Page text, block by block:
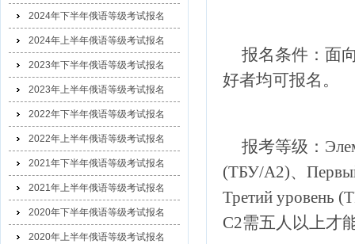
2024年下半年俄语等级考试报名
2024年上半年俄语等级考试报名
2023年下半年俄语等级考试报名
2023年上半年俄语等级考试报名
2022年下半年俄语等级考试报名
2022年上半年俄语等级考试报名
2021年下半年俄语等级考试报名
2021年上半年俄语等级考试报名
2020年下半年俄语等级考试报名
2020年上半年俄语等级考试报名
报名条件：面
好者均可报名。
报考等级：
(ТБУ/A2)、
Третий уровень
С2需五人以上才